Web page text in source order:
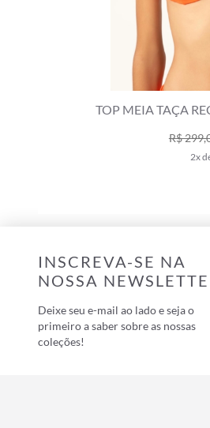
TOP MEIA TAÇA
R$
2x
INSCREVA-SE NA
NOSSA
Deixe seu e-mail ao lado e seja o
primeiro a saber sobre as nossas
coleções!